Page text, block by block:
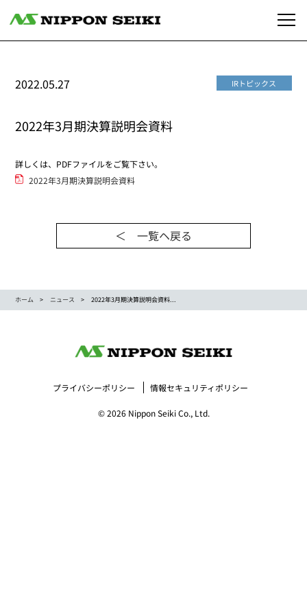
IRトピックス
2022.05.27
2022年3月期決算説明会資料
詳しくは、PDFファイルをご覧下さい。
2022年3月期決算説明会資料
＜ 一覧ヘ戻る
ホーム ニュース 2022年3月期決算説明会資料...
プライバシーポリシー 情報セキュリティポリシー
© 2026 Nippon Seiki Co., Ltd.